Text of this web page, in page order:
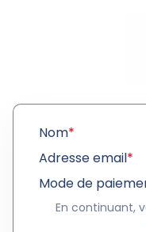
Nom*
Adresse email*
Mode de
En continuant,